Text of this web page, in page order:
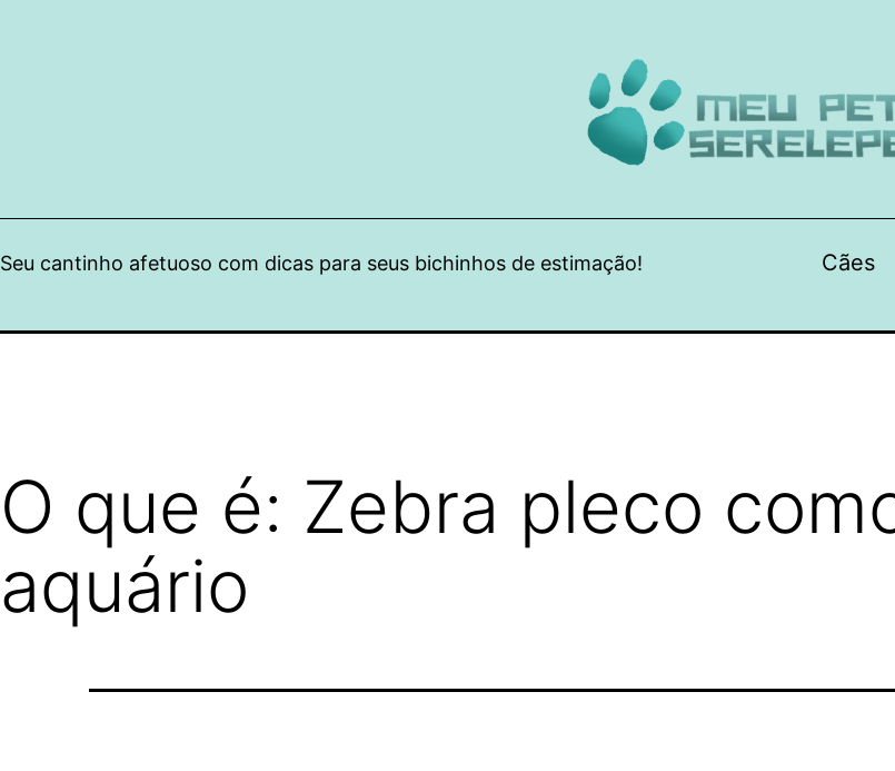
Seu cantinho afetuoso com dicas para seus bichinhos de estimação! Cães
O que é: Zebra pleco
aquário